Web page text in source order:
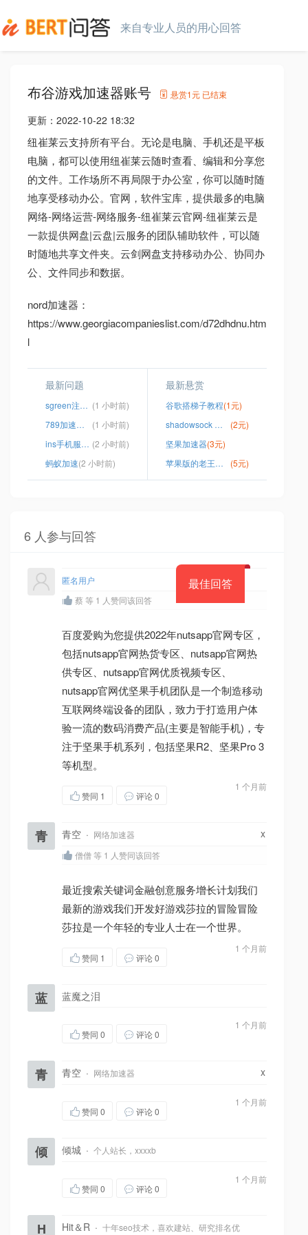
来自专业人员的用心回答
布谷游戏加速器账号 悬赏1元 已结束
更新： 2022-10-22 18:32
纽崔莱云支持所有平台。无论是电脑、手机还是平板
电脑，都可以使用纽崔莱云随时查看、编辑和分享您
的文件。工作场所不再局限于办公室，你可以随时随
地享受移动办公。官网，软件宝库，提供最多的电脑
网络-网络运营-网络服务-纽崔莱云官网-纽崔莱云是
一款提供网盘|云盘|云服务的团队辅助软件，可以随
时随地共享文件夹。云剑网盘支持移动办公、协同办
公、文件同步和数据。
nord加速器：
https://www.georgiacompanieslist.com/d72dhdnu.htm
l
最新问题
sgreen注册错误 (1 小时前)
789加速器app下载
(1 小时前)
ins手机服务器地址 (2 小时前)
蚂蚁加速(2 小时前)
最新悬赏
谷歌搭梯子教程(1元)
shadowsock 服务器搭建
(2元)
坚果加速器(3元)
苹果版的老王加速器怎么用
(5元)
6 人参与回答
最佳回答
匿名用户
蔡 等 1 人赞同该回答
百度爱购为您提供2022年nutsapp官网专区，
包括nutsapp官网热货专区、nutsapp官网热
供专区、nutsapp官网优质视频专区、
nutsapp官网优坚果手机团队是一个制造移动
互联网终端设备的团队，致力于打造用户体
验一流的数码消费产品(主要是智能手机)，专
注于坚果手机系列，包括坚果R2、坚果Pro 3
等机型。
1 个月前
赞同 1 评论 0
青 青空 · 网络加速器 x
僧僧 等 1 人赞同该回答
最近搜索关键词金融创意服务增长计划我们
最新的游戏我们开发好游戏莎拉的冒险冒险
莎拉是一个年轻的专业人士在一个世界。
1 个月前
赞同 1 评论 0
蓝 蓝魔之泪
1 个月前
赞同 0 评论 0
青 青空 · 网络加速器 x
1 个月前
赞同 0 评论 0
倾 倾城 · 个人站长，xxxxb
1 个月前
赞同 0 评论 0
H Hit＆R · 十年seo技术，喜欢建站、研究排名优